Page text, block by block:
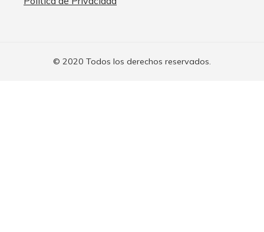
© 2020 Todos los derechos reservados.